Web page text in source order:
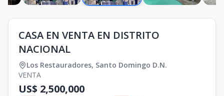
CASA EN VENTA EN DISTRITO
NACIONAL
Los Restauradores, Santo Domingo D.N.
VENTA
US$ 2,500,000